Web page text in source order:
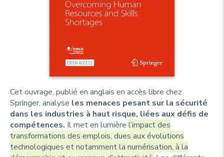
Cet ouvrage, publié en anglais en accès libre chez
Springer, analyse les menaces pesant sur la sécurité
dans les industries à haut risque, liées aux défis de
compétences. Il met en lumière l’impact des
transformations des emplois, dues aux évolutions
technologiques et notamment la numérisation, à la